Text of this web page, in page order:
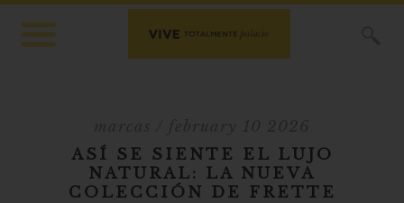
ASÍ SE SIENTE EL LUJO
NATURAL: LA NUEVA
COLECCIÓN DE FRETTE